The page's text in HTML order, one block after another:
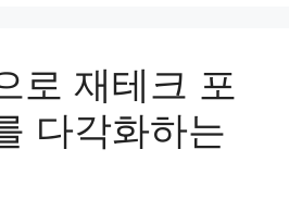
로 재테크 포
다각화하는